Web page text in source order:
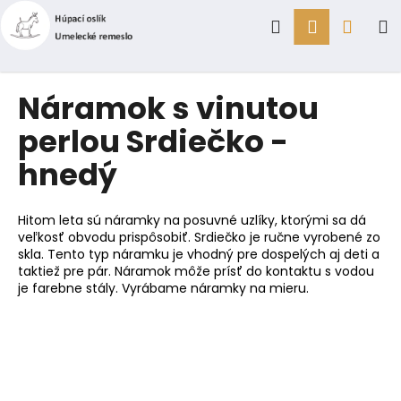
obsah
Hľadať
košík
Náramok s vinutou
perlou Srdiečko -
hnedý
Hitom leta sú náramky na posuvné uzlíky, ktorými sa dá
veľkosť obvodu prispôsobiť. Srdiečko je ručne vyrobené zo
skla. Tento typ náramku je vhodný pre dospelých aj deti a
taktiež pre pár. Náramok môže prísť do kontaktu s vodou
je farebne stály. Vyrábame náramky na mieru.
o
í
Späť
Späť
Č
o
p
o
t
r
e
b
u